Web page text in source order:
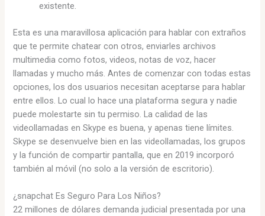
existente.
Esta es una maravillosa aplicación para hablar con extraños
que te permite chatear con otros, enviarles archivos
multimedia como fotos, videos, notas de voz, hacer
llamadas y mucho más. Antes de comenzar con todas estas
opciones, los dos usuarios necesitan aceptarse para hablar
entre ellos. Lo cual lo hace una plataforma segura y nadie
puede molestarte sin tu permiso. La calidad de las
videollamadas en Skype es buena, y apenas tiene límites.
Skype se desenvuelve bien en las videollamadas, los grupos
y la función de compartir pantalla, que en 2019 incorporó
también al móvil (no solo a la versión de escritorio).
¿snapchat Es Seguro Para Los Niños?
22 millones de dólares demanda judicial presentada por una